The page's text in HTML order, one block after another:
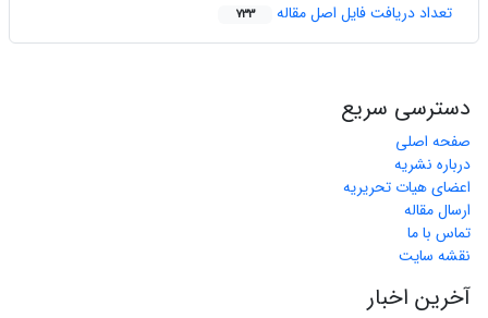
تعداد دریافت فایل اصل مقاله 733
دسترسی سریع
صفحه اصلی
درباره نشریه
اعضای هیات تحریریه
ارسال مقاله
تماس با ما
نقشه سایت
آخرین اخبار